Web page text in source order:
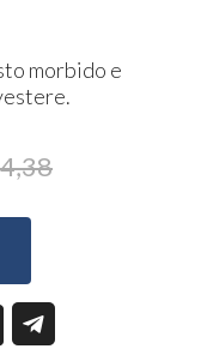
morbido e